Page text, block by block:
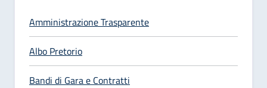
Amministrazione Trasparente
Albo Pretorio
Bandi di Gara e Contratti